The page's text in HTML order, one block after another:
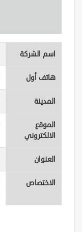
اسم الشركة
هاتف أول
المدينة
الموقع
الالكتروني
العنوان
الاختصاص